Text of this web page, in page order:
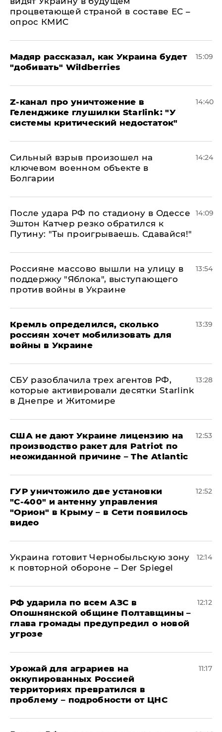
процветающей страной в составе ЕС –
опрос КМИС
Мадяр рассказал, как Украина будет
"добивать" Wildberries
15:09
Z-канал про уничтожение в
Геленджике глушилки Starlink: "У
системы критический недостаток"
14:40
Сильный взрыв произошел на
ключевом военном объекте в
Болгарии
14:24
После удара РФ по стадиону в Одессе
Эштон Катчер резко обратился к
Путину: "Ты проигрываешь. Сдавайся!"
14:09
Россияне массово вышли на улицу в
поддержку "Яблока", выступающего
против войны в Украине
13:54
Кремль определился, сколько
россиян хочет мобилизовать для
войны в Украине
13:39
СБУ разоблачила трех агентов РФ,
которые активировали десятки Starlink
в Днепре и Житомире
13:28
США не дают Украине лицензию на
производство ракет для Patriot по
неожиданной причине – The Atlantic
12:53
ГУР уничтожило две установки
"С‑400" и антенну управления
"Орион" в Крыму – в Сети появилось
видео
12:52
Украина готовит Чернобыльскую зону
к повторной обороне – Der Spiegel
12:14
РФ ударила по всем АЗС в
Опошнянской общине Полтавщины –
глава громады предупредил о новой
угрозе
12:12
Урожай для аграриев на
оккупированных Россией
территориях превратился в
проблему – подробности от ЦНС
11:17